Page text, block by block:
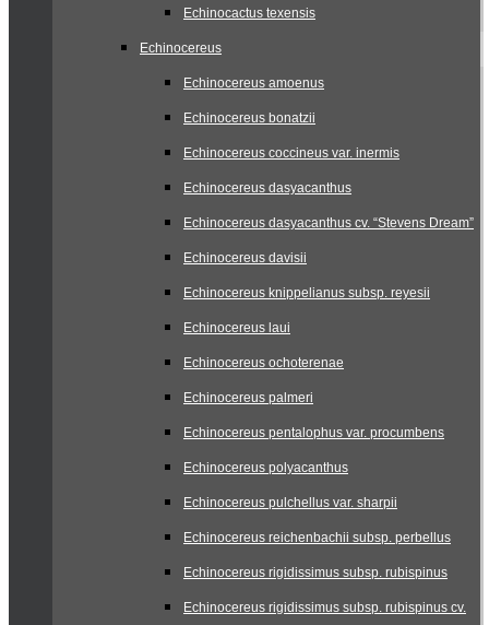
Echinocactus texensis
Echinocereus
Echinocereus amoenus
Echinocereus bonatzii
Echinocereus coccineus var. inermis
Echinocereus dasyacanthus
Echinocereus dasyacanthus cv. “Stevens Dream”
Echinocereus davisii
Echinocereus knippelianus subsp. reyesii
Echinocereus laui
Echinocereus ochoterenae
Echinocereus palmeri
Echinocereus pentalophus var. procumbens
Echinocereus polyacanthus
Echinocereus pulchellus var. sharpii
Echinocereus reichenbachii subsp. perbellus
Echinocereus rigidissimus subsp. rubispinus
Echinocereus rigidissimus subsp. rubispinus cv.